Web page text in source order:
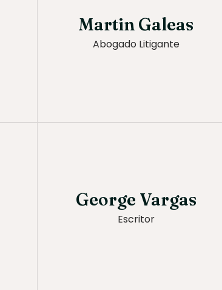
Martin Galeas
Abogado Litigante
George Vargas
Escritor